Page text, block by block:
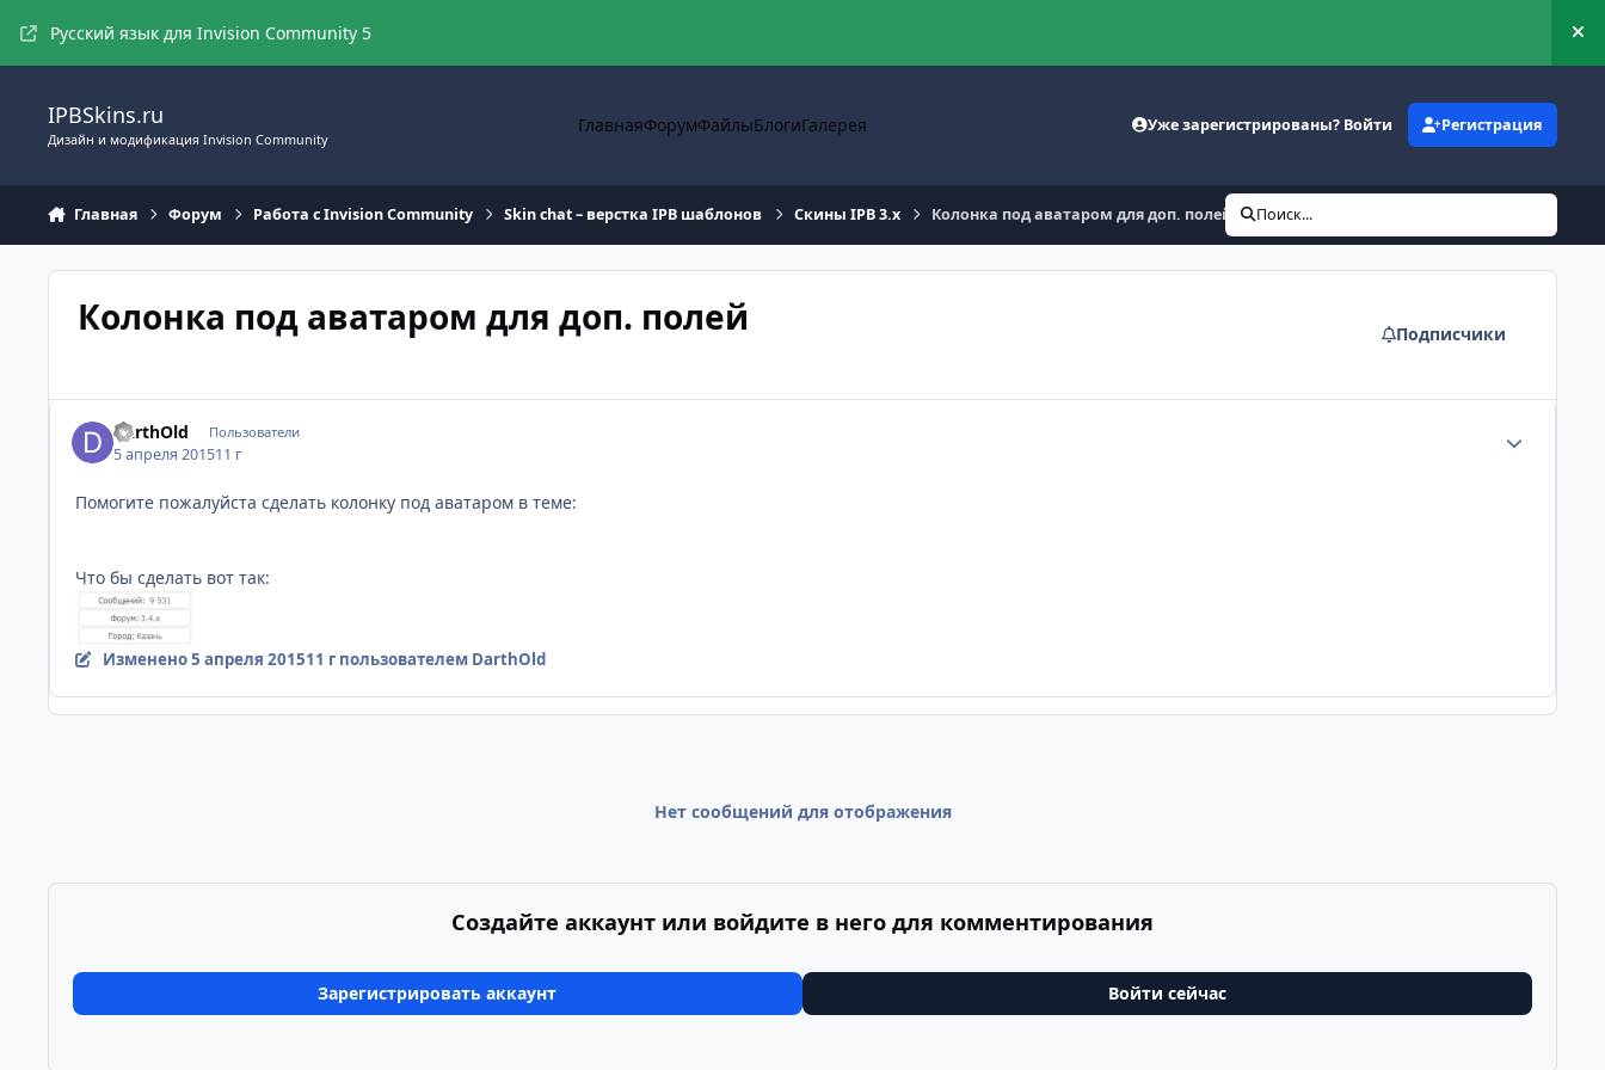
Русский язык для Invision Community 5
IPBSkins.ru
Дизайн и модификация Invision Community
ГлавнаяФорумФайлыБлогиГалерея Уже зарегистрированы? Войти Регистрация
Главная Форум Работа с Invision Community Skin chat – верстка IPB шаблонов Скины IPB 3.x Колонка под аватаром для доп. полей Поиск...
Колонка под аватаром для доп. полей Подписчики
DarthOld Пользователи
5 апреля 201511 г
Помогите пожалуйста сделать колонку под аватаром в теме:
Что бы сделать вот так:
Изменено5 апреля 201511 гпользователем DarthOld
Нет сообщений для отображения
Создайте аккаунт или войдите в него для комментирования
Зарегистрировать аккаунт Войти сейчас